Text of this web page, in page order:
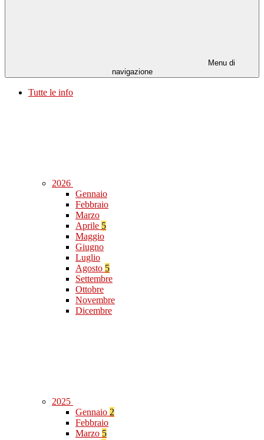
Menu di
navigazione
Tutte le info
2026
Gennaio
Febbraio
Marzo
Aprile 5
Maggio
Giugno
Luglio
Agosto 5
Settembre
Ottobre
Novembre
Dicembre
2025
Gennaio 2
Febbraio
Marzo 5